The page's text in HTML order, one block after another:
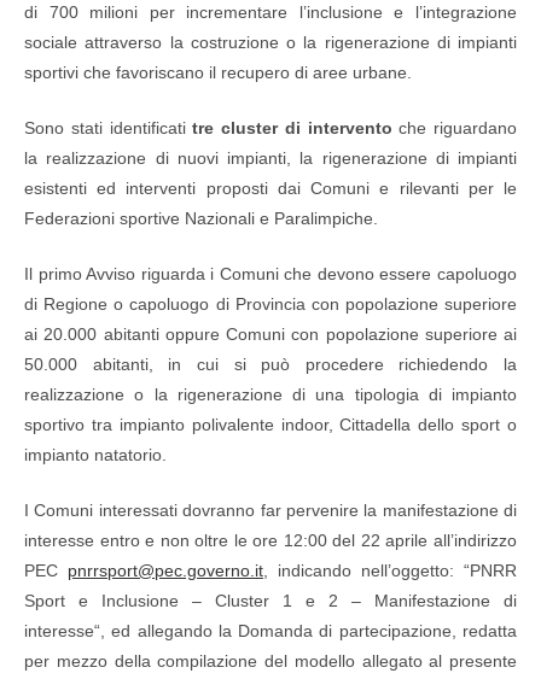
di 700 milioni per incrementare l’inclusione e l’integrazione
sociale attraverso la costruzione o la rigenerazione di impianti
sportivi che favoriscano il recupero di aree urbane.
Sono stati identificatitre cluster di intervento che riguardano
la realizzazione di nuovi impianti, la rigenerazione di impianti
esistenti ed interventi proposti dai Comuni e rilevanti per le
Federazioni sportive Nazionali e Paralimpiche.
Il primo Avviso riguarda i Comuni che devono essere capoluogo
di Regione o capoluogo di Provincia con popolazione superiore
ai 20.000 abitanti oppure Comuni con popolazione superiore ai
50.000 abitanti, in cui si può procedere richiedendo la
realizzazione o la rigenerazione di una tipologia di impianto
sportivo tra impianto polivalente indoor, Cittadella dello sport o
impianto natatorio.
I Comuni interessati dovranno far pervenire la manifestazione di
interesse entro e non oltre le ore 12:00 del 22 aprile all’indirizzo
PEC pnrrsport@pec.governo.it , indicando nell’oggetto: “PNRR
Sport e Inclusione – Cluster 1 e 2 – Manifestazione di
interesse“, ed allegando la Domanda di partecipazione, redatta
per mezzo della compilazione del modello allegato al presente